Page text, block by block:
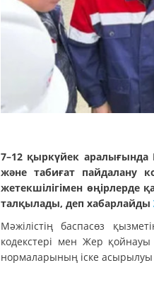
7–12 қыркүйек аралығында
және табиғат пайдалану
жетекшілігімен өңірлерде
талқылады, деп хабарлайды
Мәжілістің баспасөз
кодекстері мен Жер
нормаларының іске